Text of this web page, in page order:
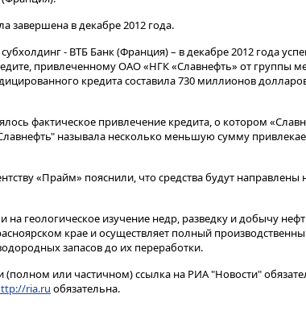
завершена в декабре 2012 года.
- ВТБ Банк (Франция) – в декабре 2012 года
привлеченному ОАО «НГК «Славнефть» от группы
кредита составила 730 миллионов
фактическое привлечение кредита, о котором
называла несколько меньшую сумму
«Прайм» пояснили, что средства будут
на геологическое изучение недр, разведку и добычу
крае и осуществляет полный
запасов до их переработки.
(полном или частичном) ссылка на РИА "Новости"
ria.ru обязательна.